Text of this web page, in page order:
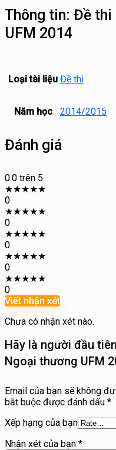
Thông tin: Đề thi
UFM 2014
Loại tài liệu Đề thi
Năm học 2014/2015
Đánh giá
0.0 trên 5
★★★★★
0
★★★★★
0
★★★★★
0
★★★★★
0
★★★★★
0
Viết nhận xét
Chưa có nhận xét nào.
Hãy là người đầu
Ngoại thương UFM
Email của bạn sẽ không
bắt buộc được đánh dấu *
Xếp hạng của bạn
Nhận xét của bạn *